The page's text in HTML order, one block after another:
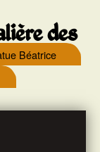
des
Béatrice